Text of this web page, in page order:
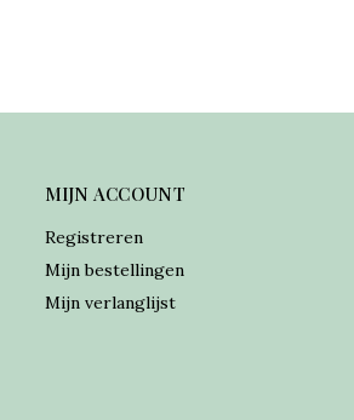
MIJN ACCOUNT
Registreren
Mijn bestellingen
Mijn verlanglijst